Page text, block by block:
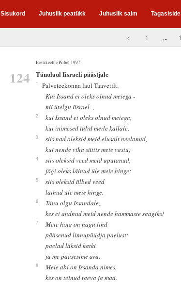
Sisukord Juhuslik peatükk Juhuslik salm Tagasiside
< 1 ...
Eestikeelne Piibel 1997
124 Tänulaul Iisraeli päästjale
1
Palveteekonna laul Taavetilt.
Kui Issand ei oleks olnud meiega -
nii ütelgu Iisrael -,
2
kui Issand ei oleks olnud meiega,
kui inimesed tulid meile kallale,
3
siis nad oleksid meid elusalt neelanud,
kui nende viha süttis meie vastu;
4
siis oleksid veed meid uputanud,
jõgi oleks läinud üle meie hinge;
5
siis oleksid ülbed veed
läinud üle meie hinge.
6
Tänu olgu Issandale,
kes ei andnud meid nende hammaste saagiks!
7
Meie hing on nagu lind
pääsenud linnupüüdja paelust:
paelad läksid katki
ja me pääsesime ära.
8
Meie abi on Issanda nimes,
kes on teinud taeva ja maa.